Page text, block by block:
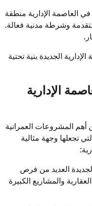
العاصمة الإدارية منطقة
وشرطة مدنية فعالة.
الجديدة بنية تحتية
الإدارية
أهم المشروعات العمرانية
تجعلها وجهة مثالية
العديد من فرص
والمشاريع الكبيرة